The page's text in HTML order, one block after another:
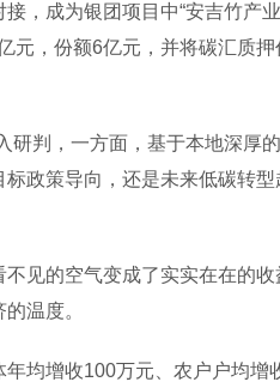
成为银团项目中“安吉竹产
元，份额6亿元，并将碳汇质
判，一方面，基于本地深厚
政策导向，还是未来低碳转
见的空气变成了实实在在的收
温度。
均增收100万元、农户户均增